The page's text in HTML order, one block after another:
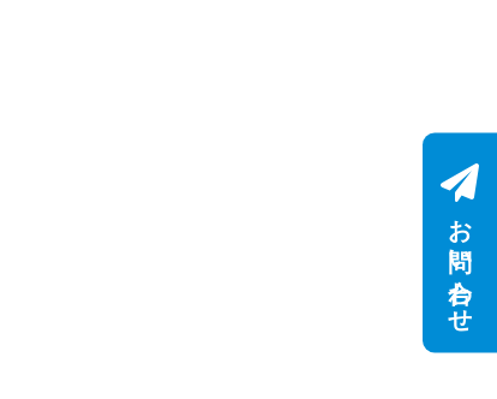
お問い合わせ